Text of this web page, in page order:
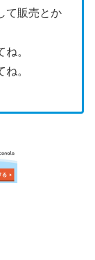
て販売とか
。
。